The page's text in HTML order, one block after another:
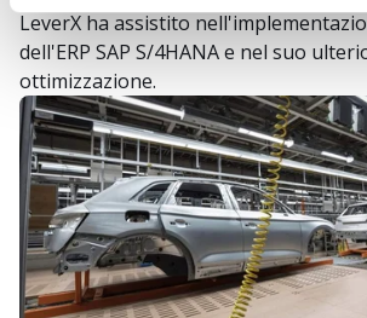
LeverX ha assistito
dell'ERP SAP S/4HANA e nel suo
ottimizzazione.